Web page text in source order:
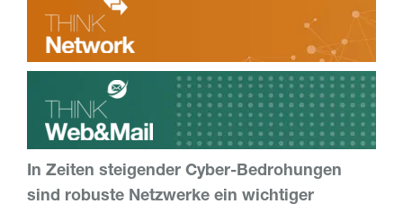
In Zeiten steigender Cyber-Bedrohungen
sind robuste Netzwerke ein wichtiger